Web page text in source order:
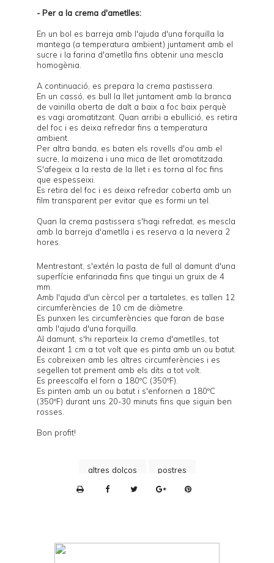
- Per a la crema d'ametlles:
En un bol es barreja amb l'ajuda d'una forquilla la
mantega (a temperatura ambient) juntament amb el
sucre i la farina d'ametlla fins obtenir una mescla
homogènia.
A continuació, es prepara la crema pastissera.
En un cassó, es bull la llet juntament amb la branca
de vainilla oberta de dalt a baix a foc baix perquè
es vagi aromatitzant. Quan arribi a ebullició, es retira
del foc i es deixa refredar fins a temperatura
ambient.
Per altra banda, es baten els rovells d'ou amb el
sucre, la maizena i una mica de llet aromatitzada.
S'afegeix a la resta de la llet i es torna al foc fins
que espesseixi.
Es retira del foc i es deixa refredar coberta amb un
film transparent per evitar que es formi un tel.
Quan la crema pastissera s'hagi refredat, es mescla
amb la barreja d'ametlla i es reserva a la nevera 2
hores.
Mentrestant, s'extén la pasta de full al damunt d'una
superfície enfarinada fins que tingui un gruix de 4
mm.
Amb l'ajuda d'un cèrcol per a tartaletes, es tallen 12
circumferències de 10 cm de diàmetre.
Es punxen les circumferències que faran de base
amb l'ajuda d'una forquilla.
Al damunt, s'hi reparteix la crema d'ametlles, tot
deixant 1 cm a tot volt que es pinta amb un ou batut.
Es cobreixen amb les altres circumferències i es
segellen tot prement amb els dits a tot volt.
Es preescalfa el forn a 180ºC (350ºF).
Es pinten amb un ou batut i s'enfornen a 180ºC
(350ºF) durant uns 20-30 minuts fins que siguin ben
rosses.
Bon profit!
altres dolços
postres
n